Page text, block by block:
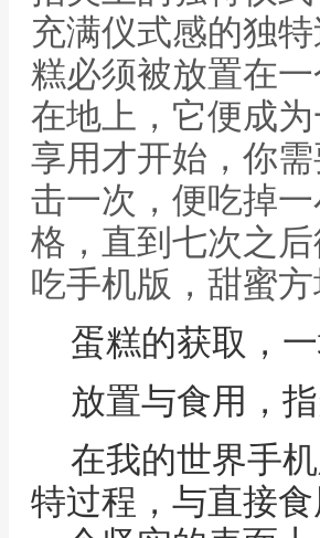
充满仪式感的独
糕必须被放置在
在地上，它便成
享用才开始，你
击一次，便吃掉
格，直到七次之
吃手机版，甜蜜
蛋糕的获取，
放置与食用，
在我的世界手
特过程，与直接